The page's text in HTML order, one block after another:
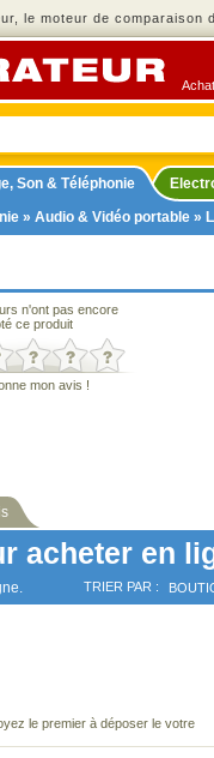
le moteur de comparaison
Son & Téléphonie
» Audio & Vidéo portable »
n'ont pas encore
ce produit
mon avis !
acheter en
TRIER PAR :
le premier à déposer le votre